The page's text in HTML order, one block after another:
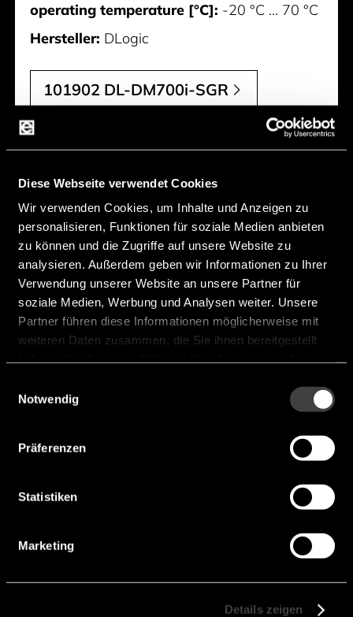
Diese Webseite verwendet Cookies
Wir verwenden Cookies, um Inhalte und Anzeigen zu
personalisieren, Funktionen für soziale Medien anbieten
zu können und die Zugriffe auf unsere Website zu
analysieren. Außerdem geben wir Informationen zu Ihrer
Verwendung unserer Website an unsere Partner für
soziale Medien, Werbung und Analysen weiter. Unsere
Partner führen diese Informationen möglicherweise mit
weiteren Daten zusammen, die Sie ihnen bereitgestellt
Notwendig
Präferenzen
Statistiken
Marketing
Details zeigen
operating temperature [°C]: -20 °C ... 70 °C
Hersteller: DLogic
101902 DL-DM700i-SGR
101903 DL-DM900i-
SGR
Module size [inch]:9.0"
Resolution:800 x 480
CPU:NXP i.MX6ULL
Brightness [cd/m²]:
Hersteller:
101903 DL-DM900i-SGR